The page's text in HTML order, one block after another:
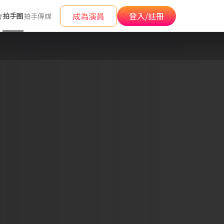
拍手圈拍手傳媒 成為演員 登入/註冊